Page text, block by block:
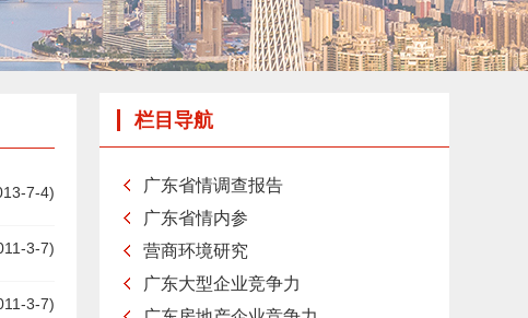
7-4)
3-7)
3-7)
栏目导航
广东省情调查报告
广东省情内参
营商环境研究
广东大型企业竞争力